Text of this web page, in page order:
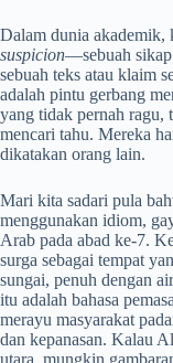
Dalam dunia akademik,
suspicion—sebuah sikap
sebuah teks atau klaim
adalah pintu gerbang
yang tidak pernah ragu,
mencari tahu. Mereka
dikatakan orang lain.
Mari kita sadari pula
menggunakan idiom,
Arab pada abad ke-7.
surga sebagai tempat
sungai, penuh dengan
itu adalah bahasa
merayu masyarakat
dan kepanasan. Kalau
utara, mungkin